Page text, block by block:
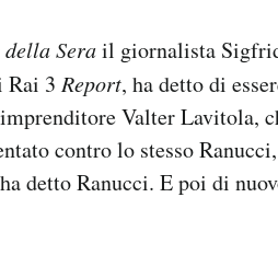
Serail giornalista
Rai 3 Report, ha detto di
Valter Lavitola,
contro lo stesso
detto Ranucci. E poi di